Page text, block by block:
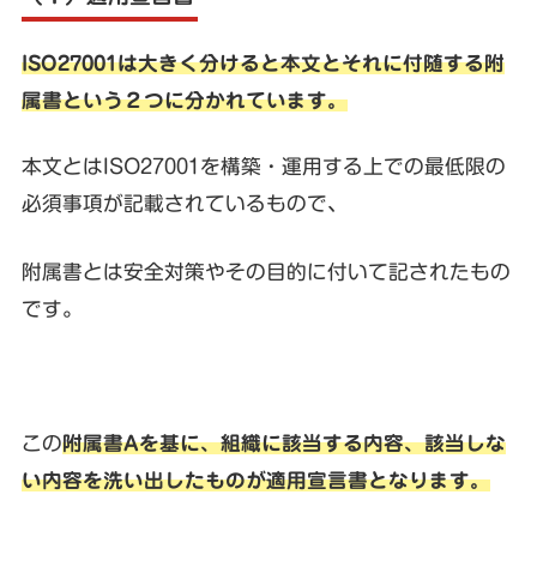
ISO27001は大きく分けると本文とそれに付随する附
属書という２つに分かれています。
本文とはISO27001を構築・運用する上での最低限の
必須事項が記載されているもので、
附属書とは安全対策やその目的に付いて記されたもの
です。
この附属書Aを基に、組織に該当する内容、該当しな
い内容を洗い出したものが適用宣言書となります。